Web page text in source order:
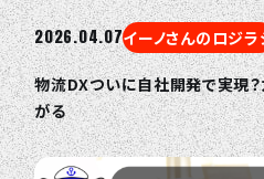
2026.04.07イーノさんのロジラ
物流DXついに自社開発で実現
がる